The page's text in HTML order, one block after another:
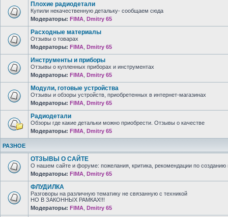
Плохие радиодетали
Купили некачественную детальку- сообщаем сюда
Модераторы: FIMA Dmitry 65
Расходные материалы
Отзывы о товарах
Модераторы: FIMA Dmitry 65
Инструменты и приборы
Отзывы о купленных приборах и инструментах
Модераторы: FIMA Dmitry 65
Модули, готовые устройства
Отзывы и обзоры устройств, приобретенных в интернет-магазинах
Модераторы: FIMA Dmitry 65
Радиодетали
Обзоры где какие детальки можно приобрести. Отзывы о качестве
Модераторы: FIMA Dmitry 65
РАЗНОЕ
ОТЗЫВЫ О САЙТЕ
О нашем сайте и форуме: пожелания, критика, рекомендации по созданию
Модераторы: FIMA Dmitry 65
ФЛУДИЛКА
Разговоры на различную тематику не связанную с техникой
НО В ЗАКОННЫХ РАМКАХ!!!
Модераторы: FIMA Dmitry 65